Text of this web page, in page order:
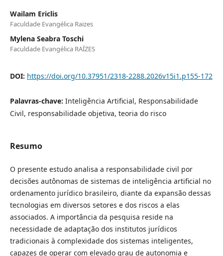
Wailam Ericlis
Faculdade Evangélica Raizes
Mylena Seabra Toschi
Faculdade Evangélica RAÍZES
DOI: https://doi.org/10.37951/2318-2288.2026v15i1.p155-172
Palavras-chave: Inteligência Artificial, Responsabilidade
Civil, responsabilidade objetiva, teoria do risco
Resumo
O presente estudo analisa a responsabilidade civil por
decisões autônomas de sistemas de inteligência artificial no
ordenamento jurídico brasileiro, diante da expansão dessas
tecnologias em diversos setores e dos riscos a elas
associados. A importância da pesquisa reside na
necessidade de adaptação dos institutos jurídicos
tradicionais à complexidade dos sistemas inteligentes,
capazes de operar com elevado grau de autonomia e